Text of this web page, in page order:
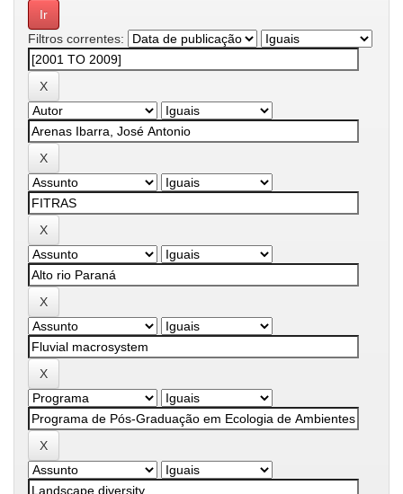
Filtros correntes: